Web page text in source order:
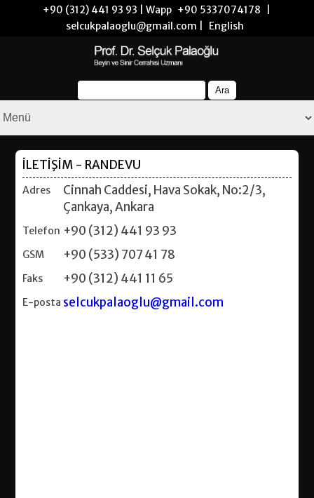
+90 (312) 441 93 93 | Wapp +90 5337074178
selcukpalaoglu@gmail.com |
English
İLETİŞİM - RANDEVU
Adres
Cinnah Caddesi, Hava Sokak, No:2/3,
Çankaya, Ankara
Telefon +90 (312) 441 93 93
GSM +90 (533) 707 41 78
Faks +90 (312) 441 11 65
E-posta selcukpalaoglu@gmail.com